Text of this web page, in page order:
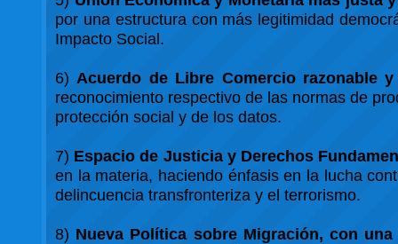
por una estructura con más legitimidad
Impacto Social.
6)Acuerdo de Libre Comercio razonable
reconocimiento respectivo de las normas de
protección social y de los datos.
7) Espacio de Justicia y Derechos
en la materia, haciendo énfasis en la lucha
delincuencia transfronteriza y el terrorismo.
8) Nueva Política sobre Migración, con